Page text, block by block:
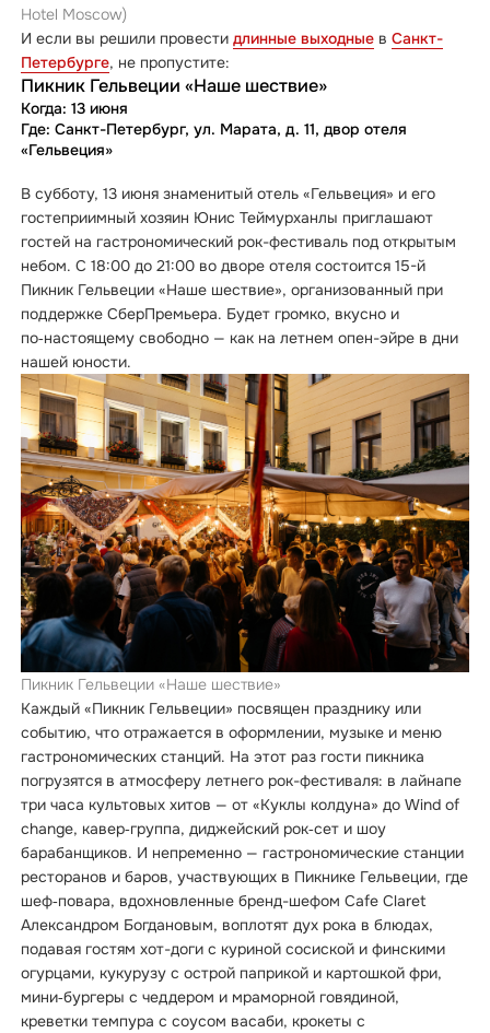
Hotel Moscow)
И если вы решили провестидлинные выходные вСанкт-
Петербурге, не пропустите:
Пикник Гельвеции «Наше шествие»
Когда: 13 июня
Где: Санкт-Петербург, ул. Марата, д. 11, двор отеля
«Гельвеция»
В субботу, 13 июня знаменитый отель «Гельвеция» и его
гостеприимный хозяин Юнис Теймурханлы приглашают
гостей на гастрономический рок-фестиваль под открытым
небом. С 18:00 до 21:00 во дворе отеля состоится 15-й
Пикник Гельвеции «Наше шествие», организованный при
поддержке СберПремьера. Будет громко, вкусно и
по‑настоящему свободно — как на летнем опен-эйре в дни
нашей юности.
Пикник Гельвеции «Наше шествие»
Каждый «Пикник Гельвеции» посвящен празднику или
событию, что отражается в оформлении, музыке и меню
гастрономических станций. На этот раз гости пикника
погрузятся в атмосферу летнего рок-фестиваля: в лайнапе
три часа культовых хитов — от «Куклы колдуна» до Wind of
change, кавер‑группа, диджейский рок‑сет и шоу
барабанщиков. И непременно — гастрономические станции
ресторанов и баров, участвующих в Пикнике Гельвеции, где
шеф‑повара, вдохновленные бренд-шефом Cafe Claret
Александром Богдановым, воплотят дух рока в блюдах,
подавая гостям хот-доги с куриной сосиской и финскими
огурцами, кукурузу с острой паприкой и картошкой фри,
мини‑бургеры с чеддером и мраморной говядиной,
креветки темпура с соусом васаби, крокеты с